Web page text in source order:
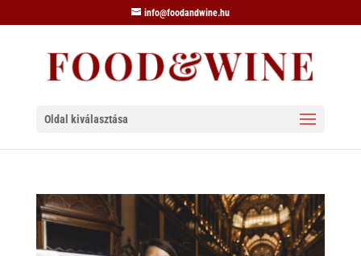
info@foodandwine.hu
Oldal kiválasztása